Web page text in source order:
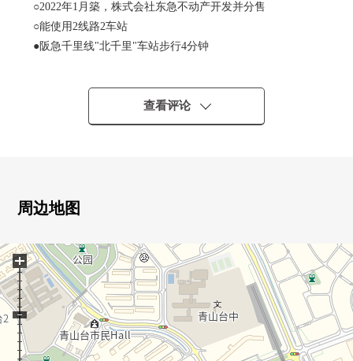
○2022年1月築，株式会社东急不动产开发并分售
○能使用2线路2车站
●阪急千里线"北千里"车站步行4分钟
○实际使用面积100.29平米的4LDK
○超过18张塌塌米eno宽敞的LDK
○丰富的存储空间
○宠物饲养可(有出自管理规章的限制)
○有各层垃圾站
查看评论
周边地图
+